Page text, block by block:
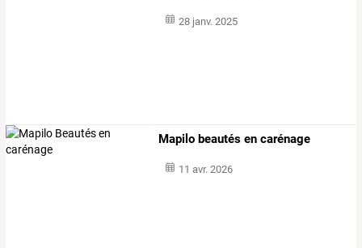
28 janv. 2025
Mapilo beautés en carénage
11 avr. 2026